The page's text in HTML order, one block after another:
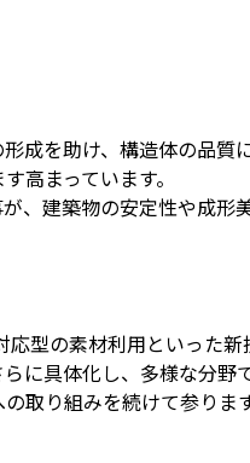
成を助け、構造体の品質に
高まっています。
建築物の安定性や成形
型の素材利用といった新
に具体化し、多様な分野
取り組みを続けて参ります